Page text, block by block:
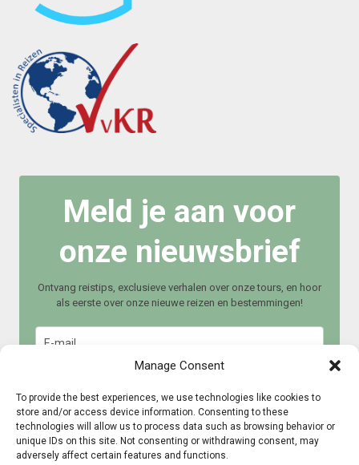
Manage Consent
To provide the best experiences, we use technologies like cookies to
store and/or access device information. Consenting to these
technologies will allow us to process data such as browsing behavior or
unique IDs on this site. Not consenting or withdrawing consent, may
adversely affect certain features and functions.
Meld je aan voor
onze nieuwsbrief
Ontvang reistips, exclusieve verhalen over onze tours, en hoor
als eerste over onze nieuwe reizen en bestemmingen!
Meld je aan